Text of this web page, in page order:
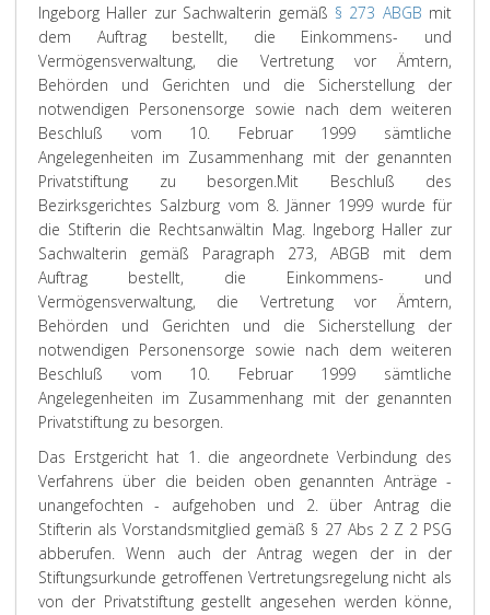
Ingeborg Haller zur Sachwalterin gemäß § 273 ABGB mit
dem Auftrag bestellt, die Einkommens- und
Vermögensverwaltung, die Vertretung vor Ämtern,
Behörden und Gerichten und die Sicherstellung der
notwendigen Personensorge sowie nach dem weiteren
Beschluß vom 10. Februar 1999 sämtliche
Angelegenheiten im Zusammenhang mit der genannten
Privatstiftung zu besorgen.Mit Beschluß des
Bezirksgerichtes Salzburg vom 8. Jänner 1999 wurde für
die Stifterin die Rechtsanwältin Mag. Ingeborg Haller zur
Sachwalterin gemäß Paragraph 273, ABGB mit dem
Auftrag bestellt, die Einkommens- und
Vermögensverwaltung, die Vertretung vor Ämtern,
Behörden und Gerichten und die Sicherstellung der
notwendigen Personensorge sowie nach dem weiteren
Beschluß vom 10. Februar 1999 sämtliche
Angelegenheiten im Zusammenhang mit der genannten
Privatstiftung zu besorgen.
Das Erstgericht hat 1. die angeordnete Verbindung des
Verfahrens über die beiden oben genannten Anträge -
unangefochten - aufgehoben und 2. über Antrag die
Stifterin als Vorstandsmitglied gemäß § 27 Abs 2 Z 2 PSG
abberufen. Wenn auch der Antrag wegen der in der
Stiftungsurkunde getroffenen Vertretungsregelung nicht als
von der Privatstiftung gestellt angesehen werden könne,